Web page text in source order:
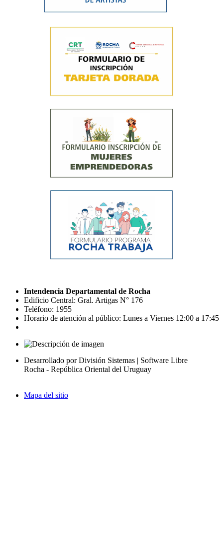
Intendencia Departamental de Rocha
Edificio Central: Gral. Artigas N° 176
Teléfono: 1955
Horario de atención al público: Lunes a Viernes 12:00 a 17:45
Desarrollado por División Sistemas | Software Libre
Rocha - República Oriental del Uruguay
Mapa del sitio